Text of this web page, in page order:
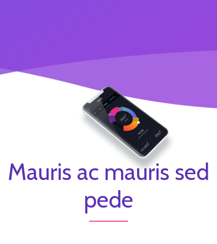
Mauris ac mauris sed
pede